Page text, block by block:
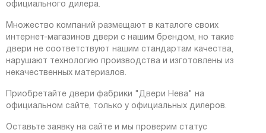
официального дилера.
Множество компаний размещают в каталоге своих
интернет-магазинов двери с нашим брендом, но такие
двери не соответствуют нашим стандартам качества,
нарушают технологию производства и изготовлены из
некачественных материалов.
Приобретайте двери фабрики "Двери Нева" на
официальном сайте, только у официальных дилеров.
Оставьте заявку на сайте и мы проверим статус